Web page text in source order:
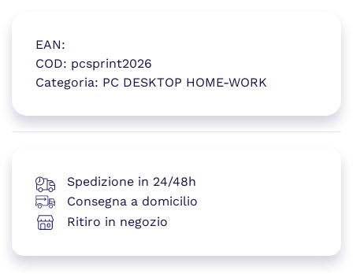
EAN:
COD: pcsprint2026
Categoria: PC DESKTOP HOME-WORK
(si apre in una nuova
Spedizione in 24/48h
Consegna a domicilio
Ritiro in negozio